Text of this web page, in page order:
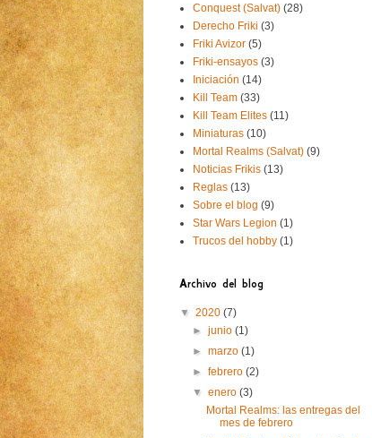
Conquest (Salvat) (28)
Derecho Friki (3)
Friki Avizor (5)
Friki-ensayos (3)
Iniciación (14)
Kill Team (33)
Kill Team Elites (11)
Miniaturas (10)
Mortal Realms (Salvat) (9)
Noticias Frikis (13)
Reglas (13)
Sobre el blog (9)
Star Wars Legion (1)
Trucos del hobby (1)
Archivo del blog
▼ 2020 (7)
►junio(1)
►marzo(1)
►febrero(2)
▼enero(3)
Mortal Realms: las entregas del
mes de febrero